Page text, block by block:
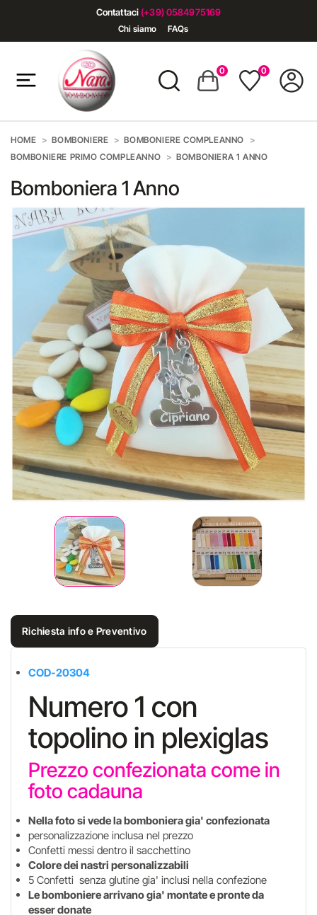
Contattaci (+39) 0584975169
Chi siamo FAQs
0 0
HOME BOMBONIERE
BOMBONIERE COMPLEANNO
BOMBONIERE PRIMO COMPLEANNO
BOMBONIERA 1 ANNO
Bomboniera 1 Anno
Richiesta info e Preventivo
COD-20304
Numero 1 con
topolino in plexiglas
Prezzo confezionata come in
foto cadauna
Nella foto si vede la bomboniera gia' confezionata
personalizzazione inclusa nel prezzo
Confetti messi dentro il sacchettino
Colore dei nastri personalizzabili
5 Confetti senza glutine gia' inclusi nella confezione
Le bomboniere arrivano gia' montate e pronte da
esser donate